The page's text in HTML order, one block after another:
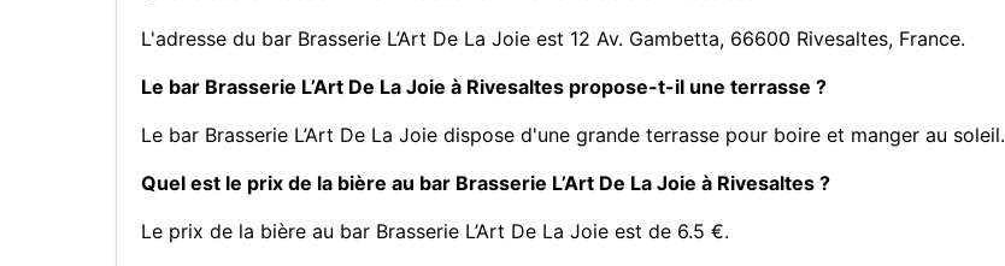
L'adresse du bar Brasserie L’Art De La Joie est 12 Av. Gambetta, 66600 Rivesaltes, France.
Le bar Brasserie L’Art De La Joie à Rivesaltes propose-t-il une terrasse ?
Le bar Brasserie L’Art De La Joie dispose d'une grande terrasse pour boire et manger au soleil.
Quel est le prix de la bière au bar Brasserie L’Art De La Joie à Rivesaltes ?
Le prix de la bière au bar Brasserie L’Art De La Joie est de 6.5 €.